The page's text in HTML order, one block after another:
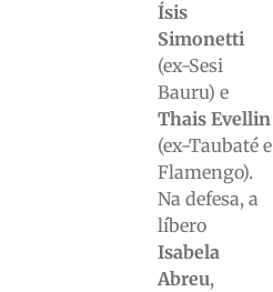
Ísis
Simonetti
(ex-Sesi
Bauru) e
Thais Evellin
(ex-Taubaté e
Flamengo).
Na defesa, a
líbero
Isabela
Abreu,